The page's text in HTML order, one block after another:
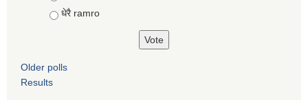
धेरै ramro
Older polls
Results